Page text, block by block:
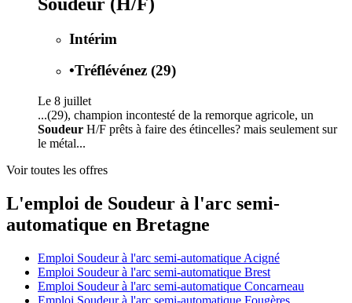
Intérim
•Tréflévénez (29)
Le 8 juillet
...(29), champion incontesté de la remorque agricole, un
Soudeur H/F prêts à faire des étincelles? mais seulement sur
le métal...
Voir toutes les offres
L'emploi de Soudeur à l'arc semi-
automatique en Bretagne
Emploi Soudeur à l'arc semi-automatique Acigné
Emploi Soudeur à l'arc semi-automatique Brest
Emploi Soudeur à l'arc semi-automatique Concarneau
Emploi Soudeur à l'arc semi-automatique Fougères